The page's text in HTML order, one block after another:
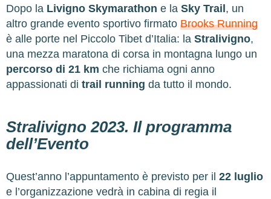
Dopo la Livigno Skymarathon e la Sky Trail , un
altro grande evento sportivo firmato Brooks Running
è alle porte nel Piccolo Tibet d’Italia: la Stralivigno,
una mezza maratona di corsa in montagna lungo un
percorso di 21 km che richiama ogni anno
appassionati di trail running da tutto il mondo.
Stralivigno 2023. Il programma
dell’Evento
Quest’anno l’appuntamento è previsto per il 22 luglio
e l’organizzazione vedrà in cabina di regia il